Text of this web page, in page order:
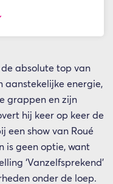
absolute top van
aanstekelijke energie,
grappen en zijn
hij keer op keer de
een show van Roué
is geen optie, want
‘Vanzelfsprekend’
onder de loep.